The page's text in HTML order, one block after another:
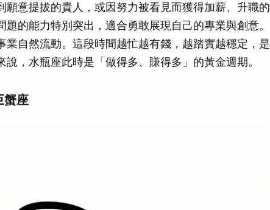
願意提拔的貴人，或因努力被看見而獲得加薪、升職的
的能力特別突出，適合勇敢展現自己的專業與創意。
業自然流動。這段時間越忙越有錢，越踏實越穩定，是
，水瓶座此時是「做得多、賺得多」的黃金週期。
蟹座